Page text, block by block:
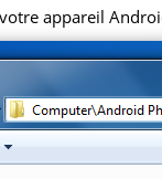
appareil